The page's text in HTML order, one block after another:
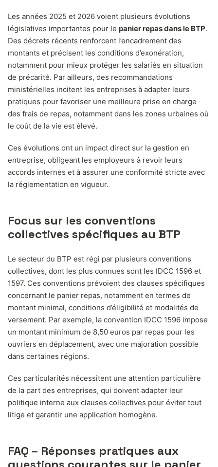
Les années 2025 et 2026 voient plusieurs évolutions
législatives importantes pour le panier repas dans le BTP.
Des décrets récents renforcent l’encadrement des
montants et précisent les conditions d’exonération,
notamment pour mieux protéger les salariés en situation
de précarité. Par ailleurs, des recommandations
ministérielles incitent les entreprises à adapter leurs
pratiques pour favoriser une meilleure prise en charge
des frais de repas, notamment dans les zones urbaines où
le coût de la vie est élevé.
Ces évolutions ont un impact direct sur la gestion en
entreprise, obligeant les employeurs à revoir leurs
accords internes et à assurer une conformité stricte avec
la réglementation en vigueur.
Focus sur les conventions
collectives spécifiques au BTP
Le secteur du BTP est régi par plusieurs conventions
collectives, dont les plus connues sont les IDCC 1596 et
1597. Ces conventions prévoient des clauses spécifiques
concernant le panier repas, notamment en termes de
montant minimal, conditions d’éligibilité et modalités de
versement. Par exemple, la convention IDCC 1596 impose
un montant minimum de 8,50 euros par repas pour les
ouvriers en déplacement, avec une majoration possible
dans certaines régions.
Ces particularités nécessitent une attention particulière
de la part des entreprises, qui doivent adapter leur
politique interne aux clauses collectives pour éviter tout
litige et garantir une application homogène.
FAQ – Réponses pratiques aux